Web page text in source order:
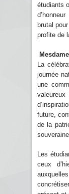
étudiants
brutal
profite de
La
journée
une
future,
de la
Les
ceux